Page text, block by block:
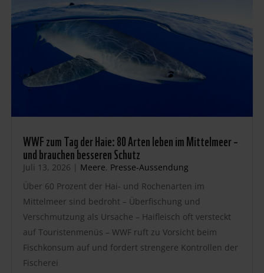
WWF zum Tag der Haie: 80 Arten leben im Mittelmeer –
und brauchen besseren Schutz
Juli 13, 2026 | Meere, Presse-Aussendung
Über 60 Prozent der Hai- und Rochenarten im
Mittelmeer sind bedroht – Überfischung und
Verschmutzung als Ursache – Haifleisch oft versteckt
auf Touristenmenüs – WWF ruft zu Vorsicht beim
Fischkonsum auf und fordert strengere Kontrollen der
Fischerei